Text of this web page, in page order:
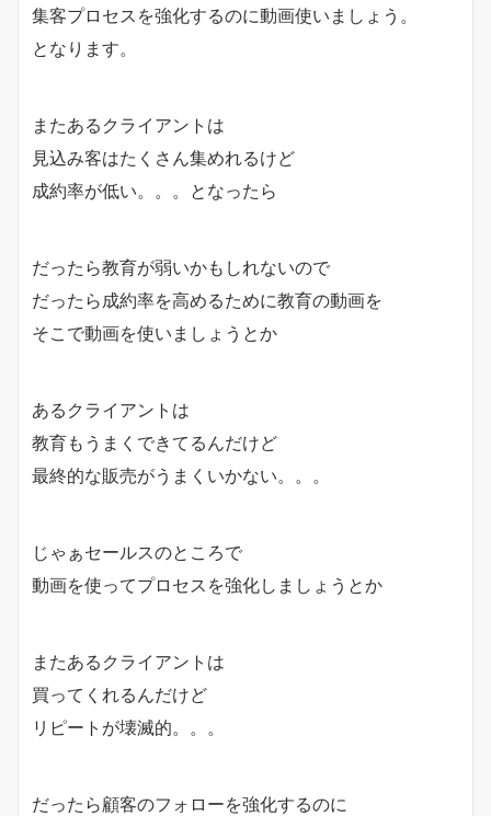
集客プロセスを強化するのに動画使いましょう。
となります。
またあるクライアントは
見込み客はたくさん集めれるけど
成約率が低い。。。となったら
だったら教育が弱いかもしれないので
だったら成約率を高めるために教育の動画を
そこで動画を使いましょうとか
あるクライアントは
教育もうまくできてるんだけど
最終的な販売がうまくいかない。。。
じゃぁセールスのところで
動画を使ってプロセスを強化しましょうとか
またあるクライアントは
買ってくれるんだけど
リピートが壊滅的。。。
だったら顧客のフォローを強化するのに